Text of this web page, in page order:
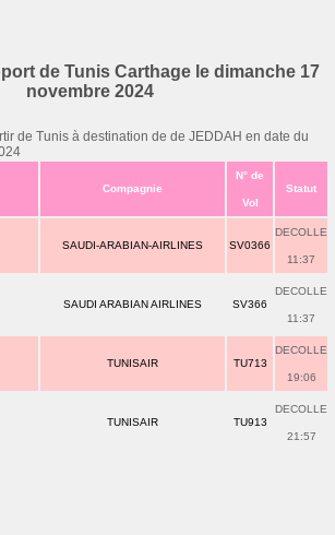
de Tunis Carthage le dimanche 17
novembre 2024
de Tunis à destination de de JEDDAH en date du
Compagnie
N° de
Vol
Statut
SAUDI-ARABIAN-AIRLINES SV0366
DECOLLE
11:37
SAUDI ARABIAN AIRLINES SV366
DECOLLE
11:37
TUNISAIR TU713
DECOLLE
19:06
TUNISAIR TU913
DECOLLE
21:57